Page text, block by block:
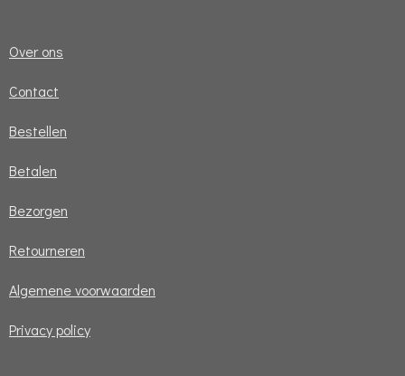
Over ons
Contact
Bestellen
Betalen
Bezorgen
Retourneren
Algemene voorwaarden
Privacy policy